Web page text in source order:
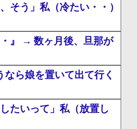
そう」私（冷たい・・）
』 → 数ヶ月後、旦那が
ら娘を置いて出て行く
たいって」私（放置し